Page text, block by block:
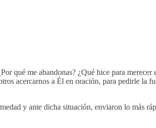
qué me abandonas? ¿Qué hice para merecer
acercarnos a Él en oración, para pedirle la
y ante dicha situación, enviaron lo más